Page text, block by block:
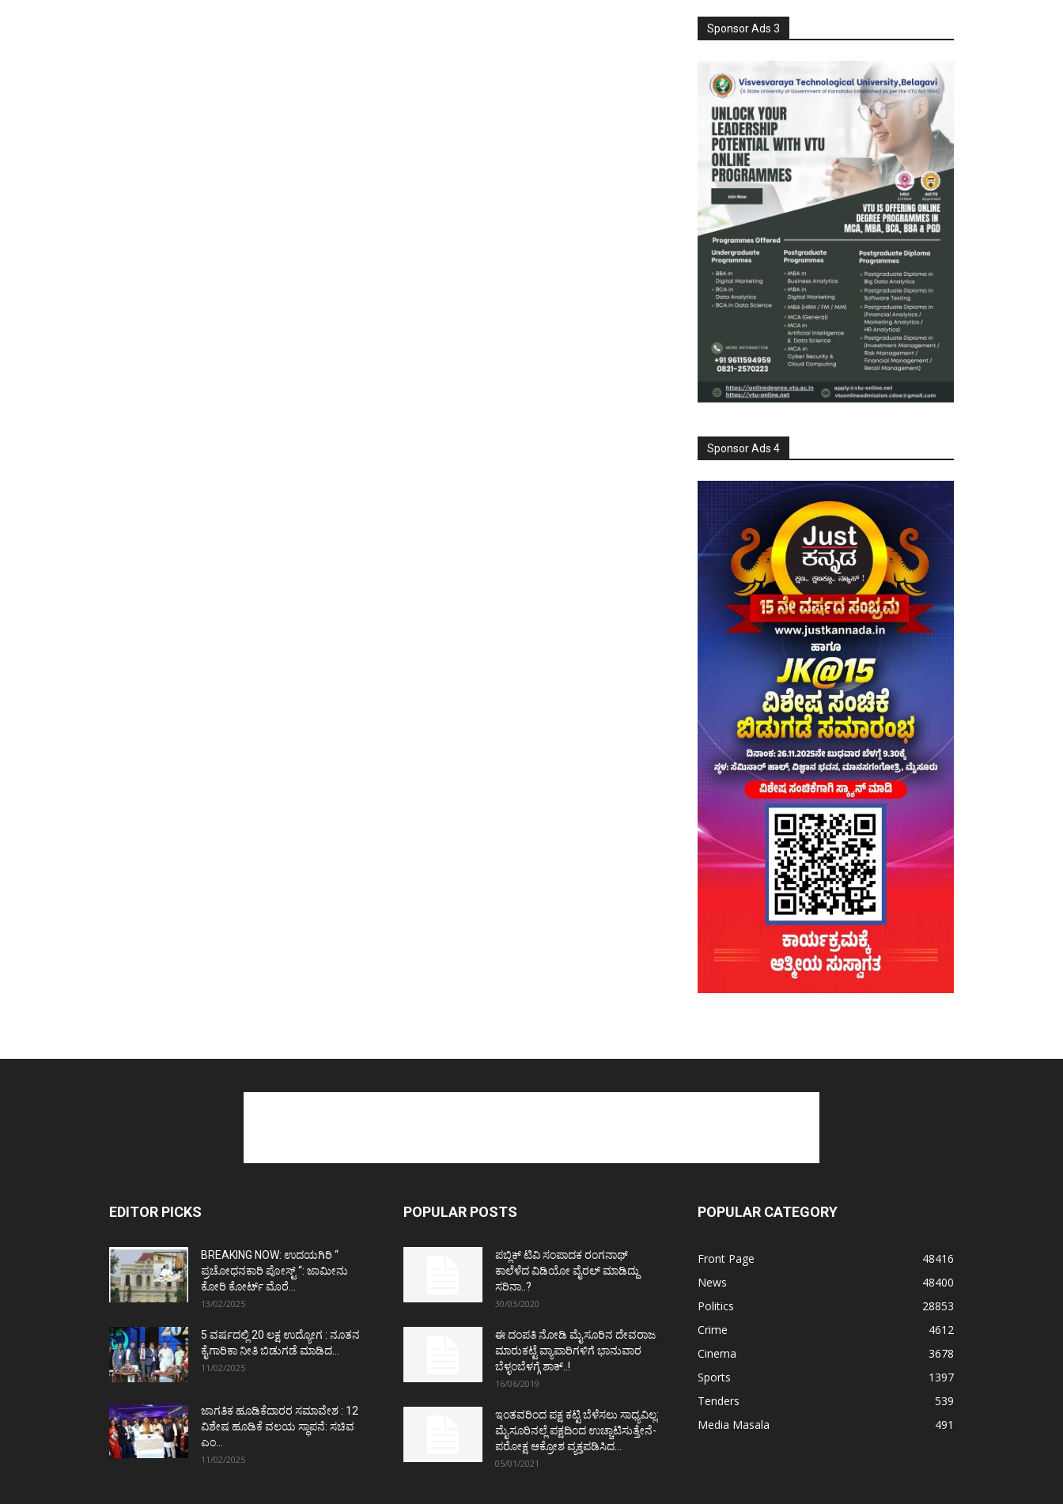
Sponsor Ads 3
Sponsor Ads 4
EDITOR PICKS
BREAKING NOW: ಉದಯಗಿರಿ “
ಪ್ರಚೋಧನಕಾರಿ ಪೋಸ್ಟ್‌ “: ಜಾಮೀನು
ಕೋರಿ ಕೋರ್ಟ್‌ ಮೊರೆ...
13/02/2025
5 ವರ್ಷದಲ್ಲಿ 20 ಲಕ್ಷ ಉದ್ಯೋಗ : ನೂತನ
ಕೈಗಾರಿಕಾ ನೀತಿ ಬಿಡುಗಡೆ ಮಾಡಿದ...
11/02/2025
ಜಾಗತಿಕ ಹೂಡಿಕೆದಾರರ ಸಮಾವೇಶ : 12
ವಿಶೇಷ ಹೂಡಿಕೆ ವಲಯ ಸ್ಥಾಪನೆ: ಸಚಿವ
ಎಂ...
11/02/2025
POPULAR POSTS
ಪಬ್ಲಿಕ್ ಟಿವಿ ಸಂಪಾದಕ ರಂಗನಾಥ್
ಕಾಲೆಳೆದ ವಿಡಿಯೋ ವೈರಲ್ ಮಾಡಿದ್ದು
ಸರಿನಾ..?
30/03/2020
ಈ ದಂಪತಿ ನೋಡಿ ಮೈಸೂರಿನ ದೇವರಾಜ
ಮಾರುಕಟ್ಟೆ ವ್ಯಾಪಾರಿಗಳಿಗೆ ಭಾನುವಾರ
ಬೆಳ್ಳಂಬೆಳಗ್ಗೆ ಶಾಕ್..!
16/06/2019
ಇಂತವರಿಂದ ಪಕ್ಷ ಕಟ್ಟಿ ಬೆಳೆಸಲು ಸಾಧ್ಯವಿಲ್ಲ:
ಮೈಸೂರಿನಲ್ಲೆ ಪಕ್ಷದಿಂದ ಉಚ್ಚಾಟಿಸುತ್ತೇನೆ-
ಪರೋಕ್ಷ ಆಕ್ರೋಶ ವ್ಯಕ್ತಪಡಿಸಿದ...
05/01/2021
POPULAR CATEGORY
Front Page
48416
News
48400
Politics
28853
Crime
4612
Cinema
3678
Sports
1397
Tenders
539
Media Masala
491